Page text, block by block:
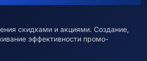
скидками и акциями. Создание,
эффективности промо-